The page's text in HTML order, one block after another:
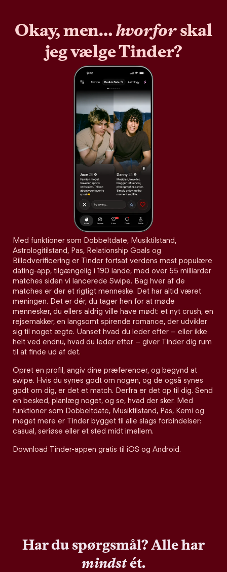
Okay, men…hvorforskal
jeg vælge Tinder?
Med funktioner som Dobbeltdate, Musiktilstand,
Astrologitilstand, Pas, Relationship Goals og
Billedverificering er Tinder fortsat verdens mest populære
dating-app, tilgængelig i 190 lande, med over 55 milliarder
matches siden vi lancerede Swipe. Bag hver af de
matches er der et rigtigt menneske. Det har altid været
meningen. Det er dér, du tager hen for at møde
mennesker, du ellers aldrig ville have mødt: et nyt crush, en
rejsemakker, en langsomt spirende romance, der udvikler
sig til noget ægte. Uanset hvad du leder efter – eller ikke
helt ved endnu, hvad du leder efter – giver Tinder dig rum
til at finde ud af det.
Opret en profil, angiv dine præferencer, og begynd at
swipe. Hvis du synes godt om nogen, og de også synes
godt om dig, er det et match. Derfra er det op til dig. Send
en besked, planlæg noget, og se, hvad der sker. Med
funktioner som Dobbeltdate, Musiktilstand, Pas, Kemi og
meget mere er Tinder bygget til alle slags forbindelser:
casual, seriøse eller et sted midt imellem.
Download Tinder-appen gratis til iOS og Android.
Har du spørgsmål? Alle har
mindstét.